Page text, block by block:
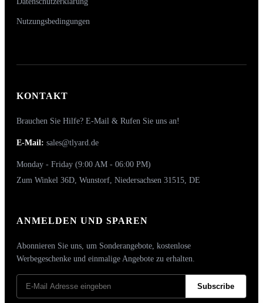
Nutzungsbedingungen
KONTAKT
Brauchen Sie Hilfe? E-Mail & Rufen Sie uns an!
E-Mail: sales@tlyard.de
Monday - Friday (9:00 AM - 06:00 PM)
Zum Winkel 36D, Wunstorf, Niedersachsen 31515, DE
ANMELDEN UND SPAREN
Abonnieren Sie uns, um Sonderangebote, kostenlose
Werbegeschenke und einmalige Angebote zu erhalten.
Subscribe